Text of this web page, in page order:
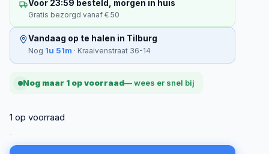
Voor 23:59 besteld, morgen in huis
Gratis bezorgd vanaf € 50
Vandaag op te halen in Tilburg
Nog 1u 51m · Kraaivenstraat 36-14
Nog maar 1 op voorraad— wees er snel bij
1 op voorraad